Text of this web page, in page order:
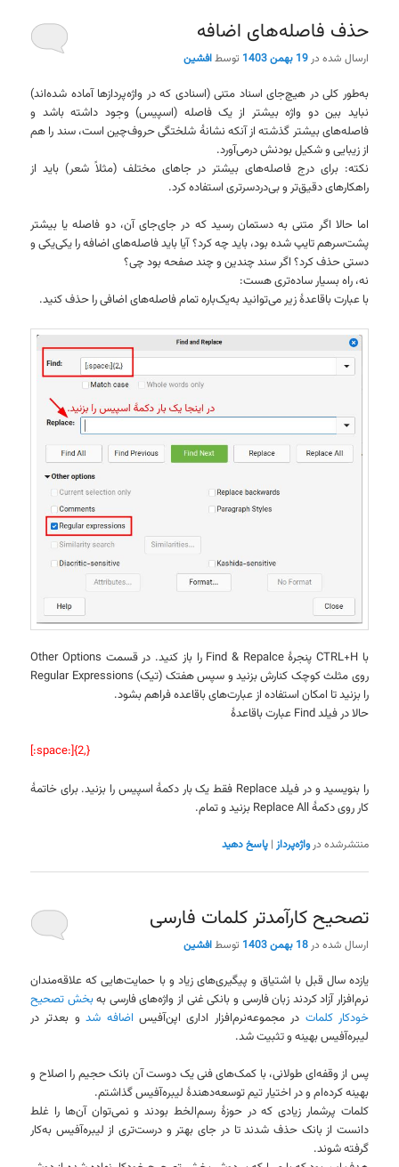
حذف فاصله‌های اضافه
ارسال شده در19 بهمن 1403 توسطافشین
به‌طور کلی در هیچ‌جای اسناد متنی (اسنادی که در واژه‌پردازها آماده شده‌اند)
نباید بین دو واژه بیشتر از یک فاصله (اسپیس) وجود داشته باشد و
فاصله‌های بیشتر گذشته از آنکه نشانهٔ شلختگی حروف‌چین است، سند را هم
از زیبایی و شکیل بودنش درمی‌آورد.
نکته: برای درج فاصله‌های بیشتر در جاهای مختلف (مثلاً شعر) باید از
راهکارهای دقیق‌تر و بی‌دردسرتری استفاده کرد.
اما حالا اگر متنی به دستمان رسید که در جای‌جای آن، دو فاصله یا بیشتر
پشت‌سرهم تایپ شده بود، باید چه کرد؟ آیا باید فاصله‌های اضافه را یکی‌یکی و
دستی حذف کرد؟ اگر سند چندین و چند صفحه بود چی؟
نه، راه بسیار ساده‌تری هست:
با عبارت باقاعدهٔ زیر می‌توانید به‌یک‌باره تمام فاصله‌های اضافی را حذف کنید.
با CTRL+H پنجرهٔ Find & Repalce را باز کنید. در قسمت Other Options
روی مثلث کوچک کنارش بزنید و سپس هفتک (تیک) Regular Expressions
را بزنید تا امکان استفاده از عبارت‌های باقاعده فراهم بشود.
حالا در فیلد Find عبارت باقاعدهٔ
[:space:]{2,}
را بنویسید و در فیلد Replace فقط یک بار دکمهٔ اسپیس را بزنید. برای خاتمهٔ
کار روی دکمهٔ Replace All بزنید و تمام.
منتشرشده در واژه‌پرداز |پاسخ دهید
تصحیح کارآمدتر کلمات فارسی
ارسال شده در18 بهمن 1403 توسطافشین
یازده سال قبل با اشتیاق و پیگیری‌های زیاد و با حمایت‌هایی که علاقه‌مندان
نرم‌افزار آزاد کردند زبان فارسی و بانکی غنی از واژه‌های فارسی بهبخش تصحیح
خودکار کلمات در مجموعه‌نرم‌افزار اداری اپن‌آفیس اضافه شدو بعدتر در
لیبره‌آفیس بهینه و تثبیت شد.
پس از وقفه‌ای طولانی، با کمک‌های فنی یک دوست آن بانک حجیم را اصلاح و
بهینه کرده‌ام و در اختیار تیم توسعه‌دهندهٔ لیبره‌آفیس گذاشتم.
کلمات پرشمار زیادی که در حوزهٔ رسم‌الخط بودند و نمی‌توان آن‌ها را غلط
دانست از بانک حذف شدند تا در جای بهتر و درست‌تری از لیبره‌آفیس به‌کار
گرفته شوند.